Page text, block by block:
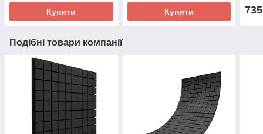
Купити Купити 735
Подібні товари компанії